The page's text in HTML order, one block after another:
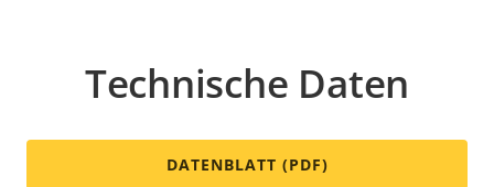
Technische Daten
DATENBLATT (PDF)